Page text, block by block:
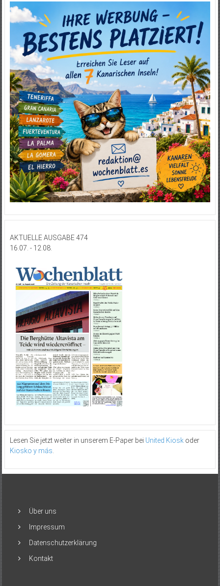
AKTUELLE AUSGABE 474
16.07. - 12.08.
Lesen Sie jetzt weiter in unserem E-Paper bei United Kioskoder
Kiosko y más
Über uns
Impressum
Datenschutzerklärung
Kontakt